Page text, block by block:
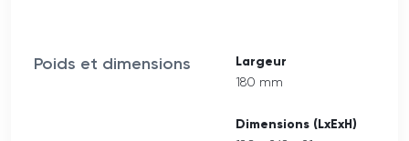
Poids et dimensions Largeur
180 mm
Dimensions (LxExH)